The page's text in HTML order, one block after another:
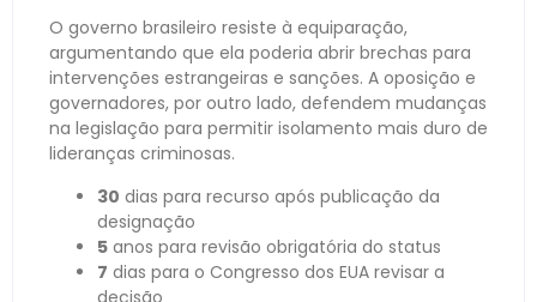
O governo brasileiro resiste à equiparação,
argumentando que ela poderia abrir brechas para
intervenções estrangeiras e sanções. A oposição e
governadores, por outro lado, defendem mudanças
na legislação para permitir isolamento mais duro de
lideranças criminosas.
30 dias para recurso após publicação da
designação
5 anos para revisão obrigatória do status
7 dias para o Congresso dos EUA revisar a
decisão